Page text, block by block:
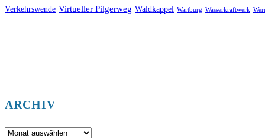
Verkehrswende Virtueller Pilgerweg Waldkappel Wartburg Wasserkraftwerk
ARCHIV
Archiv